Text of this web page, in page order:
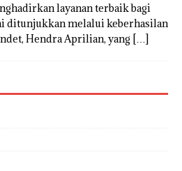
layanan terbaik bagi
ditunjukkan melalui keberhasilan
Hendra Aprilian, yang […]